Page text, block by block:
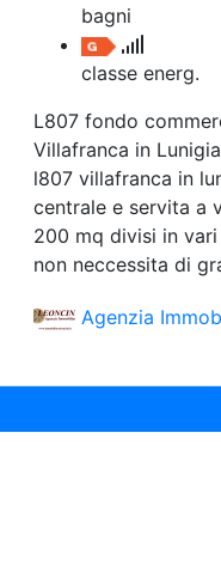
Attività/Licenza Commerciale
Azienda Agricola
Bar/Ristorante
Albergo
Laboratorio Artigianale
Negozio/locale commerciale
Agriturismo
Magazzini
Capannoni
Uffici
Qualsiasi
bagni
classe energ.
L807 fondo
Villafranca in
l807 villafranca in
centrale e servita a
200 mq divisi in
non neccessita di
Agenzia